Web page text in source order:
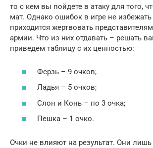
то с кем вы пойдете в атаку для того,
мат. Однако ошибок в игре не
приходится жертвовать
армии. Что из них отдавать – решать
приведем таблицу с их ценностью:
Ферзь – 9 очков;
Ладья – 5 очков;
Слон и Конь – по 3 очка;
Пешка – 1 очко.
Очки не влияют на результат. Они